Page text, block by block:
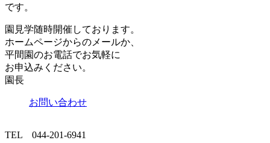
です。
園見学随時開催しております。
ホームページからのメールか、
平間園のお電話でお気軽に
お申込みください。
園長
お問い合わせ
TEL 044-201-6941